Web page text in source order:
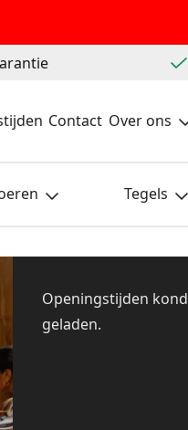
Contact Over ons
Tegels
Openingstijden
geladen.